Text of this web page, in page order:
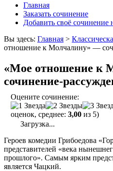
Главная
Заказать сочинение
Добавить своё сочинение
Вы здесь: Главная >
отношение к Молчалину» —
«Мое отношение к
сочинение-
Оцените сочинение:
оценок, среднее: 3,00 из 5)
Загрузка...
Героев комедии Грибоедова
представителей «века
прошлого». Самым ярким
является Чацкий.